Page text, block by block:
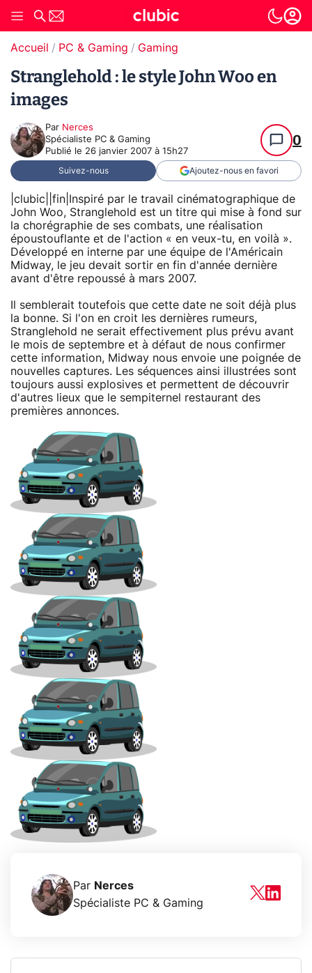
Accueil PC & Gaming Gaming
Stranglehold : le style John Woo en
images
Par Nerces
Spécialiste PC & Gaming
Publié le 26 janvier 2007 à 15h27
0
Suivez-nous Ajoutez-nous en favori
|clubic||fin|Inspiré par le travail cinématographique de
John Woo, Stranglehold est un titre qui mise à fond sur
la chorégraphie de ses combats, une réalisation
époustouflante et de l'action « en veux-tu, en voilà ».
Développé en interne par une équipe de l'Américain
Midway, le jeu devait sortir en fin d'année dernière
avant d'être repoussé à mars 2007.
Il semblerait toutefois que cette date ne soit déjà plus
la bonne. Si l'on en croit les dernières rumeurs,
Stranglehold ne serait effectivement plus prévu avant
le mois de septembre et à défaut de nous confirmer
cette information, Midway nous envoie une poignée de
nouvelles captures. Les séquences ainsi illustrées sont
toujours aussi explosives et permettent de découvrir
d'autres lieux que le sempiternel restaurant des
premières annonces.
Par Nerces
Spécialiste PC & Gaming